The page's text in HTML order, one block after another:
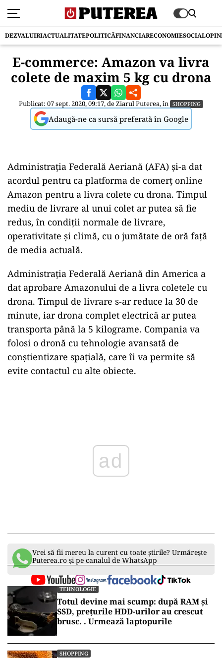
DEZVALUIRIACTUALITATEPOLITICĂFINANCIARECONOMIESOCIAL
E-commerce: Amazon va livra
colete de maxim 5 kg cu drona
Publicat: 07 sept. 2020, 09:17, deZiarul Puterea, în SHOPPING
Adaugă-ne ca sursă preferată în Google
Administraţia Federală Aeriană (AFA) și-a dat
acordul pentru ca platforma de comerț online
Amazon pentru a livra colete cu drona. Timpul
mediu de livrare al unui colet ar putea să fie
redus, în condiții normale de livrare,
operativitate și climă, cu o jumătate de oră față
de media actuală.
Administraţia Federală Aeriană din America a
dat aprobare Amazonului de a livra coletele cu
drona. Timpul de livrare s-ar reduce la 30 de
minute, iar drona complet electrică ar putea
transporta până la 5 kilograme. Compania va
folosi o dronă cu tehnologie avansată de
conştientizare spaţială, care îi va permite să
evite contactul cu alte obiecte.
Vrei să fii mereu la curent cu toate știrile? Urmărește
Puterea.ro și pe canalul de WhatsApp
TEHNOLOGIE
Totul devine mai scump: după RAM și
SSD, prețurile HDD-urilor au crescut
brusc. . Urmează laptopurile
SHOPPING